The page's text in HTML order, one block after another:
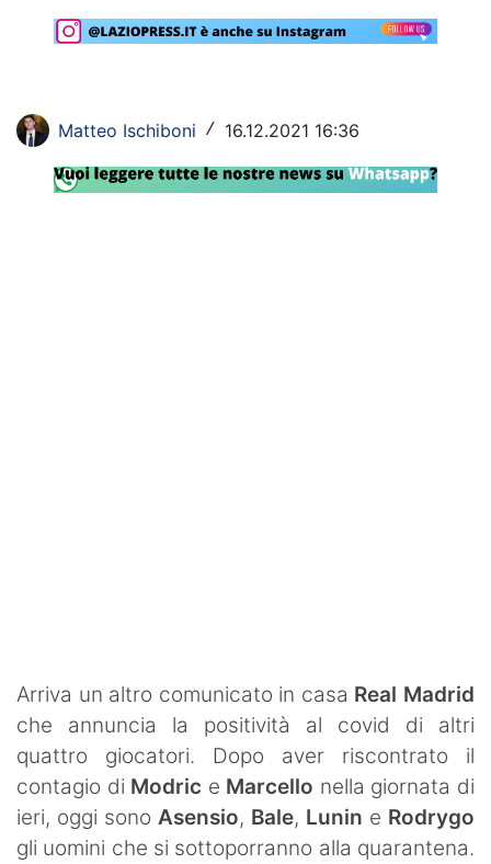
Calciomercato
Rassegna Lazio
Social
Matteo Ischiboni / 16.12.2021 16:36
Arriva un altro comunicato in casa Real Madrid
che annuncia la positività al covid di altri
quattro giocatori. Dopo aver riscontrato il
contagio di Modric e Marcello nella giornata di
ieri, oggi sono Asensio, Bale, Lunin e Rodrygo
gli uomini che si sottoporranno alla quarantena.